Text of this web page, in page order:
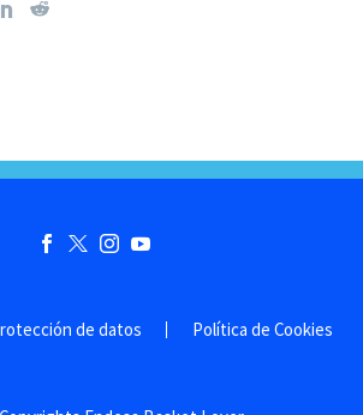
de datos Política de Cookies